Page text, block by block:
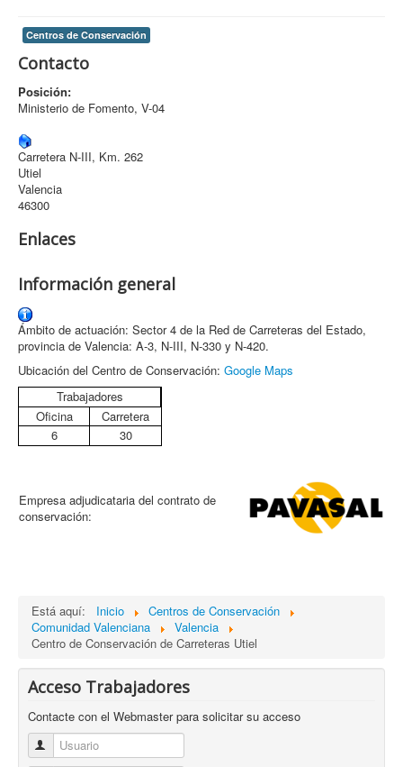
Enlaces Externos
Archivo
Formularios
Centros de Conservación
Contacto
Posición:
Ministerio de Fomento, V-04
Carretera N-III, Km. 262
Utiel
Valencia
46300
Enlaces
Información general
Ámbito de actuación: Sector 4 de la Red de Carreteras del Estado,
provincia de Valencia: A-3, N-III, N-330 y N-420.
Ubicación del Centro de Conservación: Google Maps
Trabajadores
Oficina
Carretera
6
30
Empresa adjudicataria del contrato de
conservación:
Está aquí: Inicio
Centros de Conservación
Comunidad Valenciana
Valencia
Centro de Conservación de Carreteras Utiel
Acceso Trabajadores
Contacte con el Webmaster para solicitar su acceso
Usuario